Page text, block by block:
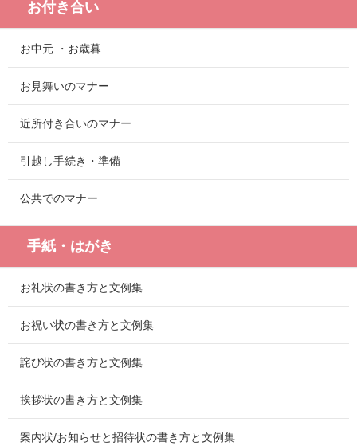
お付き合い
お中元 ・お歳暮
お見舞いのマナー
近所付き合いのマナー
引越し手続き・準備
公共でのマナー
手紙・はがき
お礼状の書き方と文例集
お祝い状の書き方と文例集
詫び状の書き方と文例集
挨拶状の書き方と文例集
案内状/お知らせと招待状の書き方と文例集